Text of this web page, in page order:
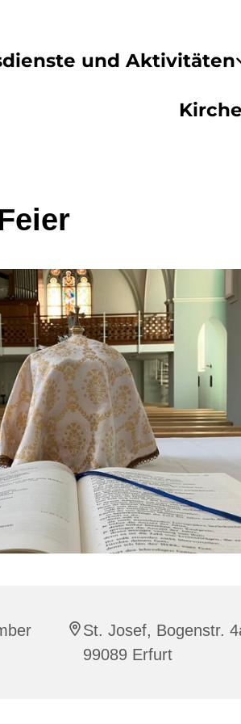
und Aktivitäten
St. Josef, Bogenstr.
99089 Erfurt